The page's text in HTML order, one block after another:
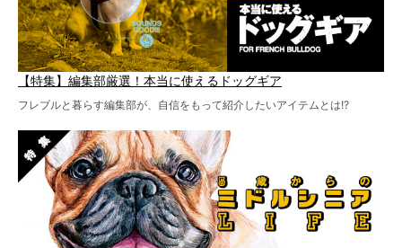
【特集】編集部厳選！本当に使えるドッグギア
フレブルと暮らす編集部が、自信をもって紹介したいアイテムとは!?